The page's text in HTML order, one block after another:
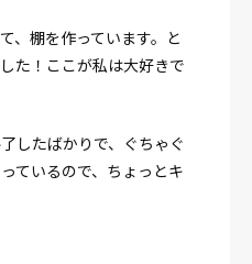
、棚を作っています。と
た！ ここが私は大好きで
したばかりで、ぐちゃぐ
ているので、ちょっとキ